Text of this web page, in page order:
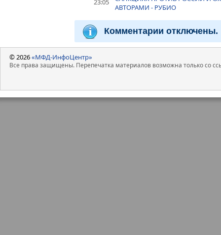
23:05
АВТОРАМИ - РУБИО
Комментарии отключены.
© 2026«МФД-ИнфоЦентр»
Все права защищены. Перепечатка материалов возможна только со